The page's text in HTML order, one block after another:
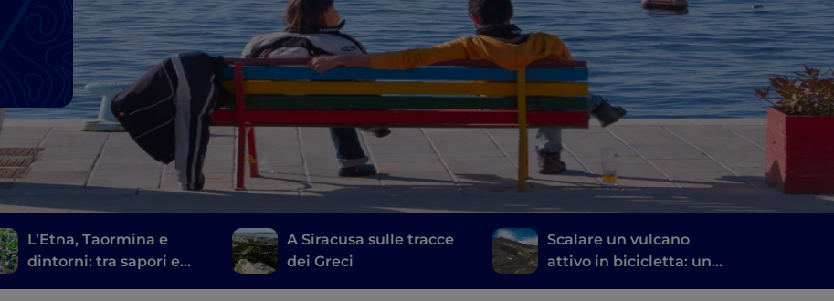
L’Etna, Taormina e
dintorni: tra sapori e
A Siracusa sulle tracce
dei Greci
Scalare un vulcano
attivo in bicicletta: un